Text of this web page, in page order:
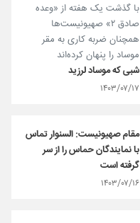
با گذشت یک هفته از «وعده
صادق ۲» صهیونیست‌ها
همچنان ضربه کاری به مقر
موساد را پنهان کرده‌اند
شبی که موساد لرزید
۱۴۰۳/۰۷/۱۷
مقام صهیونیست: السنوار تماس
با نمایندگان حماس را از سر
گرفته است
۱۴۰۳/۰۷/۱۶